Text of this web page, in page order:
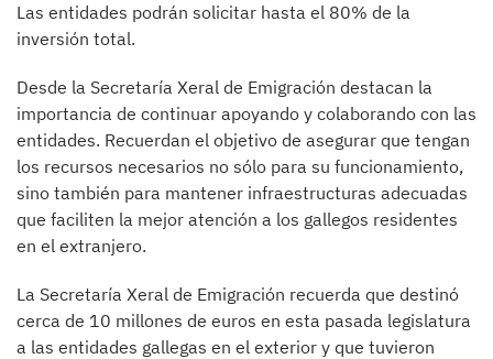
Las entidades podrán solicitar hasta el 80% de la
inversión total.
Desde la Secretaría Xeral de Emigración destacan la
importancia de continuar apoyando y colaborando con las
entidades. Recuerdan el objetivo de asegurar que tengan
los recursos necesarios no sólo para su funcionamiento,
sino también para mantener infraestructuras adecuadas
que faciliten la mejor atención a los gallegos residentes
en el extranjero.
La Secretaría Xeral de Emigración recuerda que destinó
cerca de 10 millones de euros en esta pasada legislatura
a las entidades gallegas en el exterior y que tuvieron